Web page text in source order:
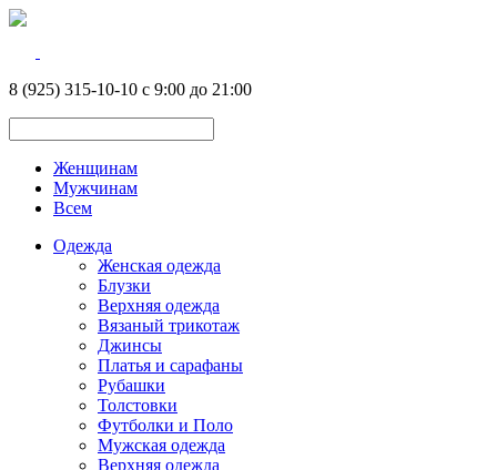
8 (925) 315-10-10 с 9:00 до 21:00
Женщинам
Мужчинам
Всем
Одежда
Женская одежда
Блузки
Верхняя одежда
Вязаный трикотаж
Джинсы
Платья и сарафаны
Рубашки
Толстовки
Футболки и Поло
Мужская одежда
Верхняя одежда